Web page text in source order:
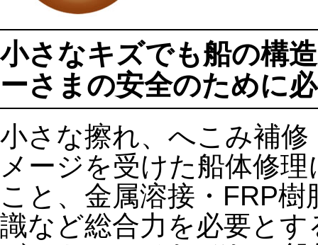
小さなキズでも船の構
ーさまの安全のために
小さな擦れ、へこみ補
メージを受けた船体修
こと、金属溶接・FRP
識など総合力を必要と